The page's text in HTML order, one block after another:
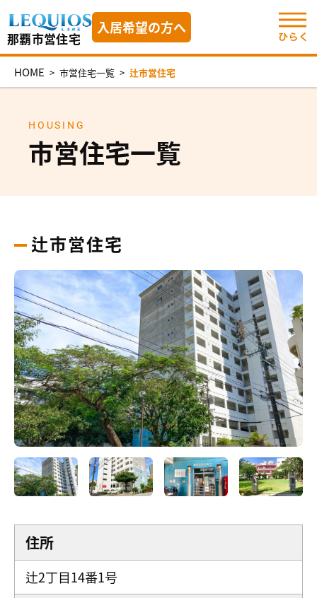
那覇市営住宅
入居希望の方へ
HOME > 市営住宅一覧 > 辻市営住宅
HOUSING
市営住宅一覧
辻市営住宅
住所
辻2丁目14番1号